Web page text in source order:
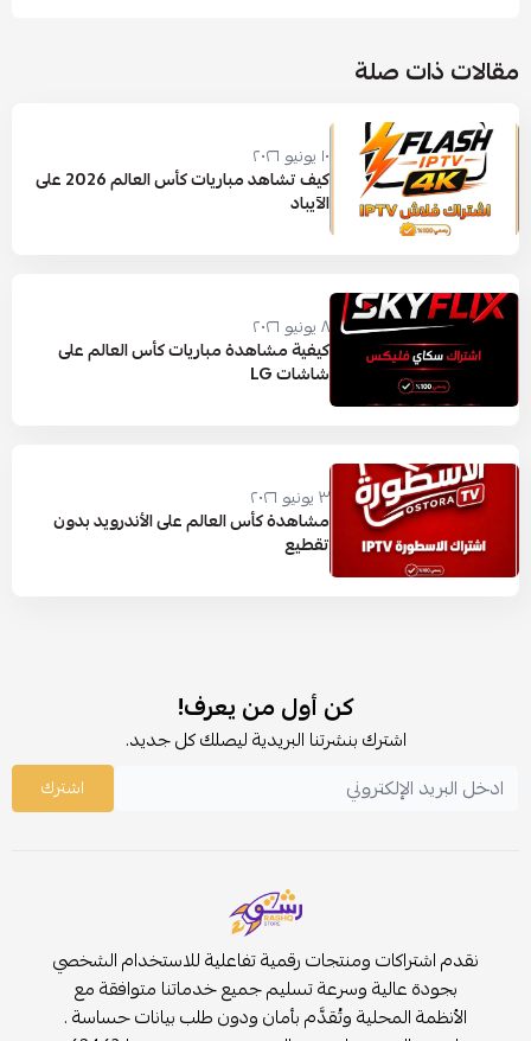
مقالات ذات صلة
١٠ يونيو ٢٠٢٦
كيف تشاهد مباريات كأس العالم 2026 على
الآيباد
٨ يونيو ٢٠٢٦
كيفية مشاهدة مباريات كأس العالم على
شاشات LG
٣ يونيو ٢٠٢٦
مشاهدة كأس العالم على الأندرويد بدون
تقطيع
كن أول من يعرف!
اشترك بنشرتنا البريدية ليصلك كل جديد.
اشترك
نقدم اشتراكات ومنتجات رقمية تفاعلية للاستخدام الشخصي
بجودة عالية وسرعة تسليم جميع خدماتنا متوافقة مع
الأنظمة المحلية وتُقدَّم بأمان ودون طلب بيانات حساسة .